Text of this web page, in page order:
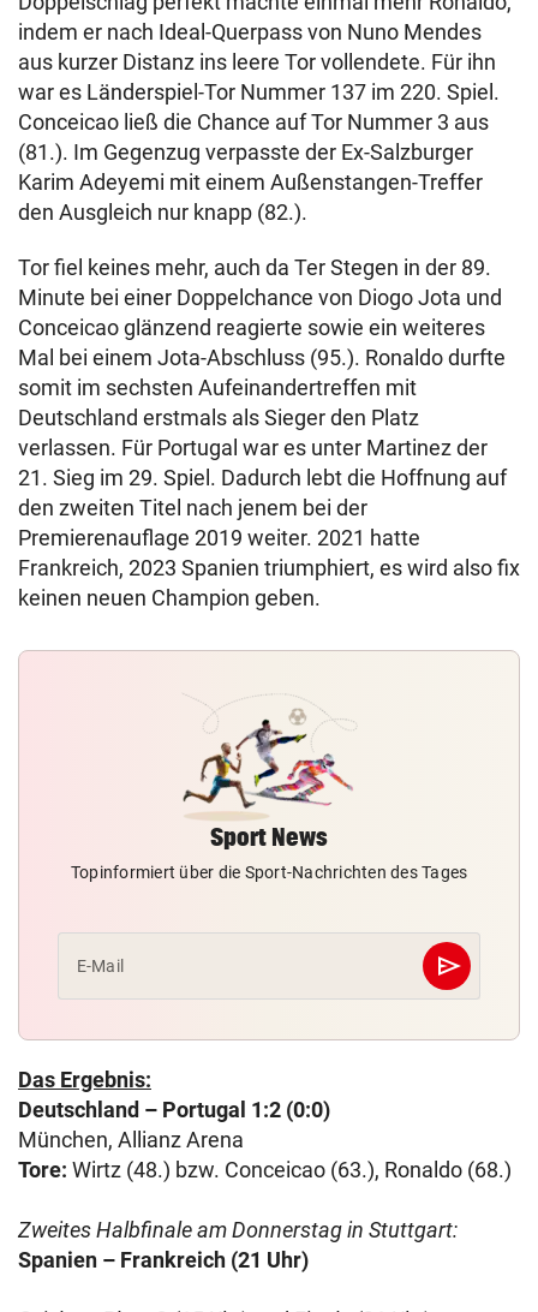
indem er nach Ideal-Querpass von Nuno Mendes
aus kurzer Distanz ins leere Tor vollendete. Für ihn
war es Länderspiel-Tor Nummer 137 im 220. Spiel.
Conceicao ließ die Chance auf Tor Nummer 3 aus
(81.). Im Gegenzug verpasste der Ex-Salzburger
Karim Adeyemi mit einem Außenstangen-Treffer
den Ausgleich nur knapp (82.).
Tor fiel keines mehr, auch da Ter Stegen in der 89.
Minute bei einer Doppelchance von Diogo Jota und
Conceicao glänzend reagierte sowie ein weiteres
Mal bei einem Jota-Abschluss (95.). Ronaldo durfte
somit im sechsten Aufeinandertreffen mit
Deutschland erstmals als Sieger den Platz
verlassen. Für Portugal war es unter Martinez der
21. Sieg im 29. Spiel. Dadurch lebt die Hoffnung auf
den zweiten Titel nach jenem bei der
Premierenauflage 2019 weiter. 2021 hatte
Frankreich, 2023 Spanien triumphiert, es wird also fix
keinen neuen Champion geben.
Sport News
Topinformiert über die Sport-Nachrichten des Tages
E-Mail send
Abschicken
Das Ergebnis:
Deutschland – Portugal 1:2 (0:0)
München, Allianz Arena
Tore: Wirtz (48.) bzw. Conceicao (63.), Ronaldo (68.)
Zweites Halbfinale am Donnerstag in Stuttgart:
Spanien – Frankreich (21 Uhr)